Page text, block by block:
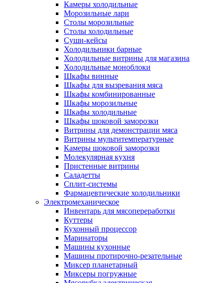
Камеры холодильные
Морозильные лари
Столы морозильные
Столы холодильные
Суши-кейсы
Холодильники барные
Холодильные витрины для магазина
Холодильные моноблоки
Шкафы винные
Шкафы для вызревания мяса
Шкафы комбинированные
Шкафы морозильные
Шкафы холодильные
Шкафы шоковой заморозки
Витрины для демонстрации мяса
Витрины мультитемпературные
Камеры шоковой заморозки
Молекулярная кухня
Пристенные витрины
Саладетты
Сплит-системы
Фармацевтические холодильники
Электромеханическое
Инвентарь для мясопереработки
Куттеры
Кухонный процессор
Маринаторы
Машины кухонные
Машины протирочно-резательные
Миксер планетарный
Миксеры погружные